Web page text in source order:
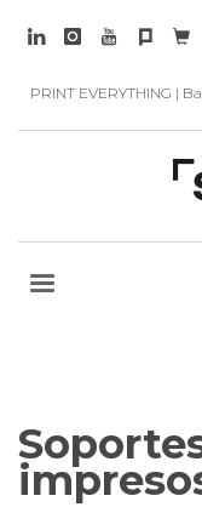
PRINT EVERYTHING |